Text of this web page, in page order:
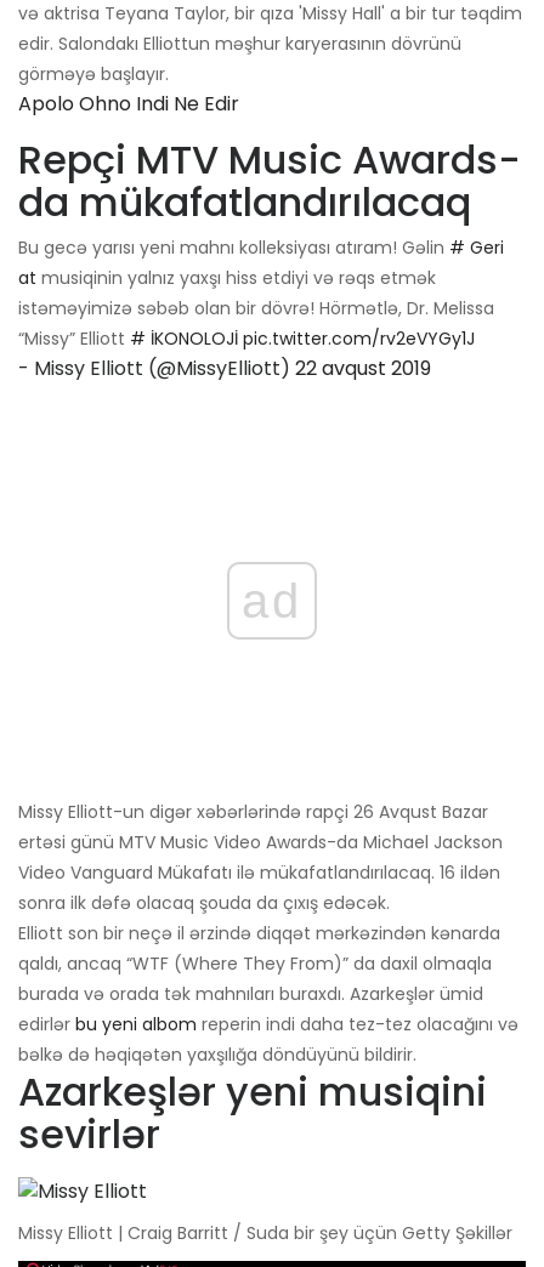
və aktrisa Teyana Taylor, bir qıza 'Missy Hall' a bir tur təqdim
edir. Salondakı Elliottun məşhur karyerasının dövrünü
görməyə başlayır.
Apolo Ohno Indi Ne Edir
Repçi MTV Music Awards-
da mükafatlandırılacaq
Bu gecə yarısı yeni mahnı kolleksiyası atıram! Gəlin # Geri
at musiqinin yalnız yaxşı hiss etdiyi və rəqs etmək
istəməyimizə səbəb olan bir dövrə! Hörmətlə, Dr. Melissa
“Missy” Elliott # İKONOLOJİ pic.twitter.com/rv2eVYGy1J
- Missy Elliott (@MissyElliott) 22 avqust 2019
ad
Missy Elliott-un digər xəbərlərində rapçi 26 Avqust Bazar
ertəsi günü MTV Music Video Awards-da Michael Jackson
Video Vanguard Mükafatı ilə mükafatlandırılacaq. 16 ildən
sonra ilk dəfə olacaq şouda da çıxış edəcək.
Elliott son bir neçə il ərzində diqqət mərkəzindən kənarda
qaldı, ancaq “WTF (Where They From)” da daxil olmaqla
burada və orada tək mahnıları buraxdı. Azarkeşlər ümid
edirlər bu yeni albom reperin indi daha tez-tez olacağını və
bəlkə də həqiqətən yaxşılığa döndüyünü bildirir.
Azarkeşlər yeni musiqini
sevirlər
Missy Elliott | Craig Barritt / Suda bir şey üçün Getty Şəkillər